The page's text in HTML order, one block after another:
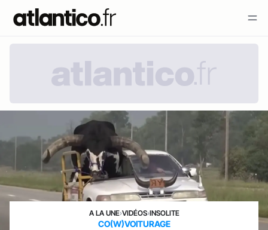
A LA UNE›VIDÉOS›INSOLITE
CO(W)VOITURAGE